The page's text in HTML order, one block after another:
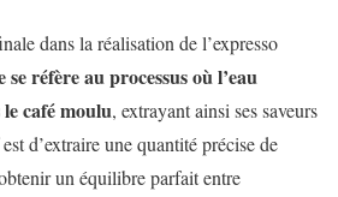
dans la réalisation de l’expresso
se réfère au processus où l’eau
café moulu, extrayant ainsi ses saveurs
d’extraire une quantité précise de
un équilibre parfait entre